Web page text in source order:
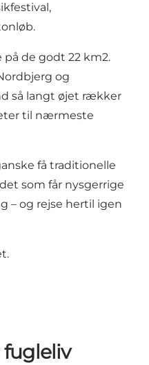
de godt 22 km2.
og
så langt øjet rækker
til nærmeste
få traditionelle
som får nysgerrige
– og rejse hertil igen
fugleliv